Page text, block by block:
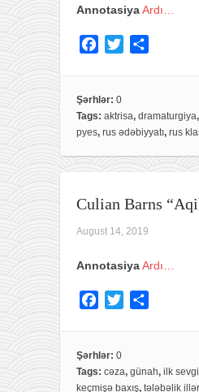
AnnotasiyaArdı…
e
b
o
o
k
t
e
r
e
Şərhlər: 0
Tags: aktrisa, dramaturgiya,
pyes, rus ədəbiyyatı, rus
Culian Barns
August 14, 2019
AnnotasiyaArdı…
e
b
t
e
Şərhlər: 0
Tags: cəza, günah, ilk sevgi
keçmişə baxış, tələbəlik